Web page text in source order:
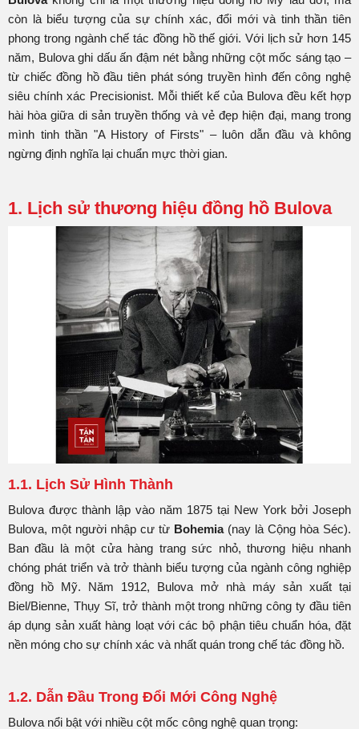
còn là biểu tượng của sự chính xác, đổi mới và tinh thần tiên
phong trong ngành chế tác đồng hồ thế giới. Với lịch sử hơn 145
năm, Bulova ghi dấu ấn đậm nét bằng những cột mốc sáng tạo –
từ chiếc đồng hồ đầu tiên phát sóng truyền hình đến công nghệ
siêu chính xác Precisionist. Mỗi thiết kế của Bulova đều kết hợp
hài hòa giữa di sản truyền thống và vẻ đẹp hiện đại, mang trong
mình tinh thần "A History of Firsts" – luôn dẫn đầu và không
ngừng định nghĩa lại chuẩn mực thời gian.
1. Lịch sử thương hiệu đồng hồ Bulova
1.1. Lịch Sử Hình Thành
Bulova được thành lập vào năm 1875 tại New York bởi Joseph
Bulova, một người nhập cư từ Bohemia (nay là Cộng hòa Séc).
Ban đầu là một cửa hàng trang sức nhỏ, thương hiệu nhanh
chóng phát triển và trở thành biểu tượng của ngành công nghiệp
đồng hồ Mỹ. Năm 1912, Bulova mở nhà máy sản xuất tại
Biel/Bienne, Thụy Sĩ, trở thành một trong những công ty đầu tiên
áp dụng sản xuất hàng loạt với các bộ phận tiêu chuẩn hóa, đặt
nền móng cho sự chính xác và nhất quán trong chế tác đồng hồ.
1.2. Dẫn Đầu Trong Đổi Mới Công Nghệ
Bulova nổi bật với nhiều cột mốc công nghệ quan trọng:​